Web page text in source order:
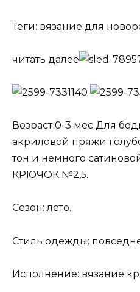
Теги: вязание для
читать далее
Возраст 0-3 мес Для
акриловой пряжи
тон и немного
КРЮЧОК №2,5.
Сезон: лето.
Стиль одежды:
Исполнение: вязание